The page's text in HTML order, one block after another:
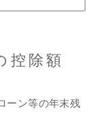
控除額
ーン等の年末残